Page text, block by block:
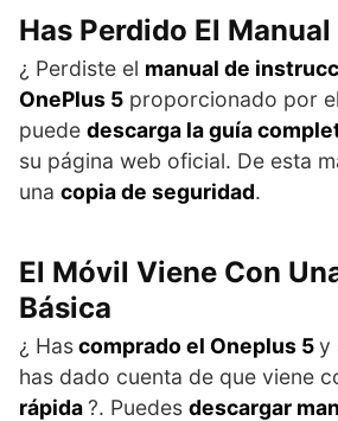
Has Perdido El
¿ Perdiste el manual de
OnePlus 5 proporcionado por
puede descarga la guía
su página web oficial. De esta
una copia de seguridad.
El Móvil Viene Con
Básica
¿ Hascomprado el Oneplus 5y
has dado cuenta de que viene
rápida ?. Puedes descargar